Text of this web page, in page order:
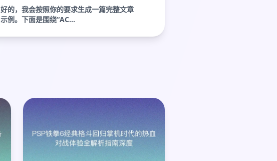
好的，我会按照你的要求生成一篇完整文章
示例。下面是围绕“AC...